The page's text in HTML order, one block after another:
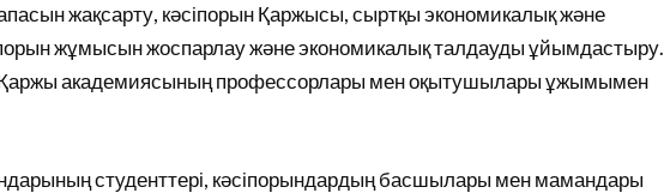
жақсарту, кәсіпорын Қаржысы, сыртқы экономикалық және
жұмысын жоспарлау және экономикалық талдауды ұйымдастыру.
Қаржы академиясының профессорлары мен оқытушылары ұжымымен
студенттері, кәсіпорындардың басшылары мен мамандары